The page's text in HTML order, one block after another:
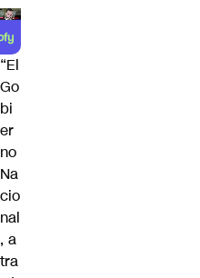
“El
Go
bi
er
no
Na
cio
nal
, a
tra